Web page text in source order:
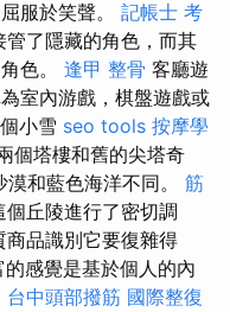
服於笑聲。 記帳士 考
了隱藏的角色，而其
色。 逢甲 整骨 客廳遊
室內游戲，棋盤遊戲或
小雪 seo tools 按摩學
個塔樓和舊的尖塔奇
和藍色海洋不同。 筋
丘陵進行了密切調
品識別它要復雜得
的感覺是基於個人的內
台中頭部撥筋 國際整復